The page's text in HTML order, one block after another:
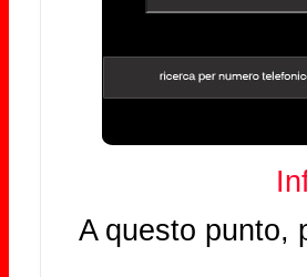
A questo punto,